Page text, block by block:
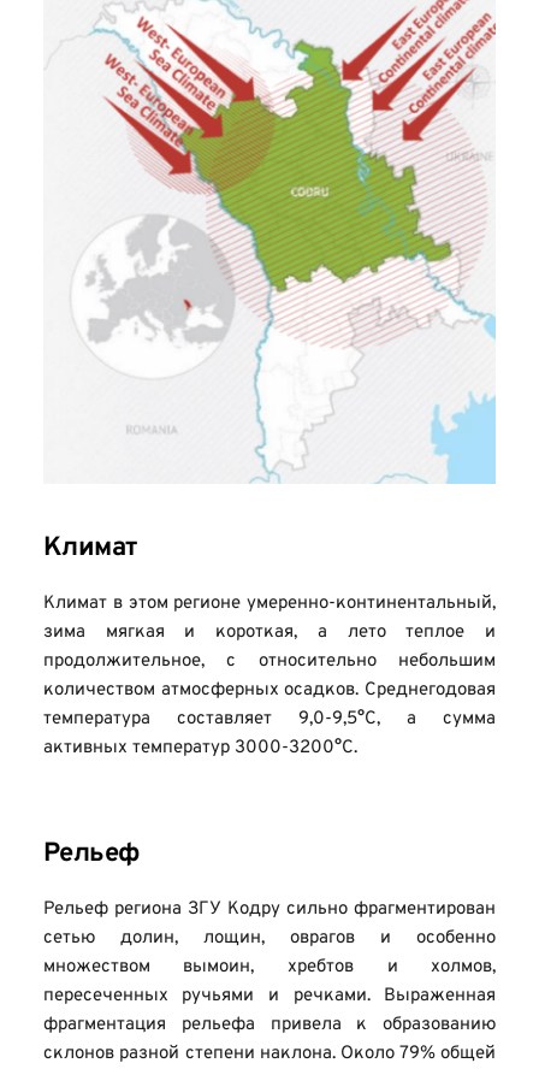
Климат
Климат в этом регионе умеренно-континентальный,
зима мягкая и короткая, а лето теплое и
продолжительное, с относительно небольшим
количеством атмосферных осадков. Среднегодовая
температура составляет 9,0-9,5°С, а сумма
активных температур 3000-3200°С.
Рельеф
Рельеф региона ЗГУ Кодру сильно фрагментирован
сетью долин, лощин, оврагов и особенно
множеством вымоин, хребтов и холмов,
пересеченных ручьями и речками. Выраженная
фрагментация рельефа привела к образованию
склонов разной степени наклона. Около 79% общей